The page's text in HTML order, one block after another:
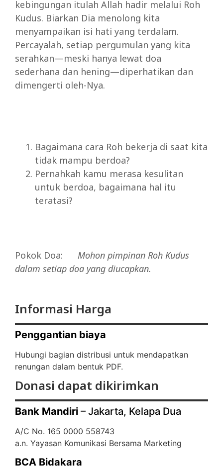
kebingungan itulah Allah hadir melalui Roh
Kudus. Biarkan Dia menolong kita
menyampaikan isi hati yang terdalam.
Percayalah, setiap pergumulan yang kita
serahkan—meski hanya lewat doa
sederhana dan hening—diperhatikan dan
dimengerti oleh-Nya.
Bagaimana cara Roh bekerja di saat kita
tidak mampu berdoa?
Pernahkah kamu merasa kesulitan
untuk berdoa, bagaimana hal itu
teratasi?
Pokok Doa: Mohon pimpinan Roh Kudus
dalam setiap doa yang diucapkan.
Informasi Harga
Penggantian biaya
Hubungi bagian distribusi untuk mendapatkan
renungan dalam bentuk PDF.
Donasi dapat dikirimkan
Bank Mandiri – Jakarta, Kelapa Dua
A/C No. 165 0000 558743
a.n. Yayasan Komunikasi Bersama Marketing
BCA Bidakara